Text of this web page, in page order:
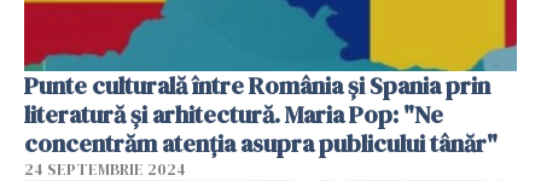
Punte culturală între România și Spania prin
literatură și arhitectură. Maria Pop: "Ne
concentrăm atenția asupra publicului tânăr"
24 SEPTEMBRIE 2024